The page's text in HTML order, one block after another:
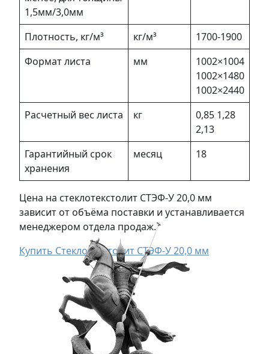
1,5мм/3,0мм
Плотность, кг/м³
кг/м³
1700-1900
Формат листа
мм
1002×1004
1002×1480
1002×2440
Расчетный вес листа
кг
0,85 1,28
2,13
Гарантийный срок
хранения
месяц 18
Цена на стеклотекстолит СТЭФ-У 20,0 мм
зависит от объёма поставки и устанавливается
менеджером отдела продаж.
Купить Стеклотекстолит СТЭФ-У 20,0 мм